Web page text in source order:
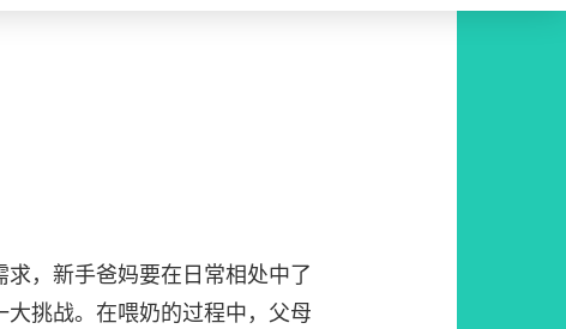
，新手爸妈要在日常相处中了
挑战。在喂奶的过程中，父母